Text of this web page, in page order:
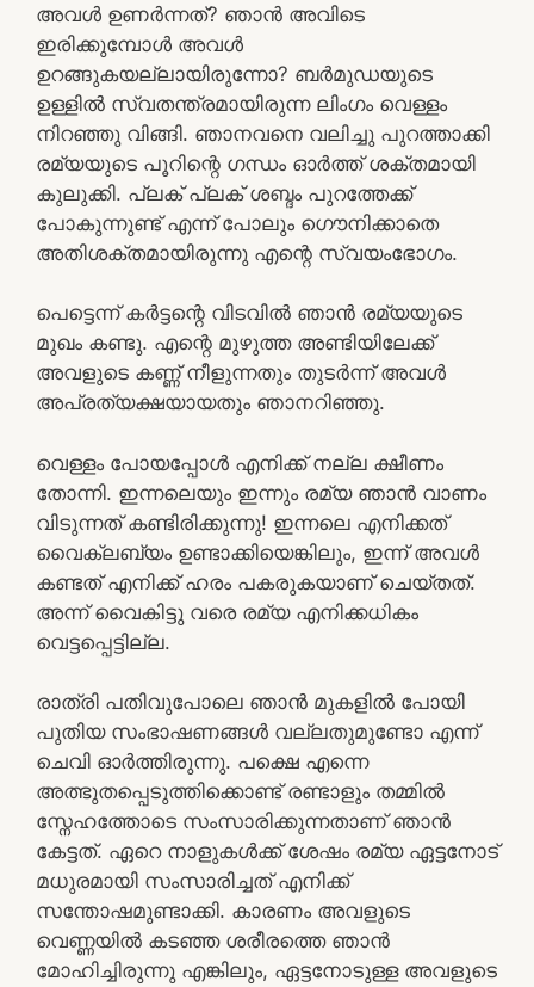
അവള്‍ ഉണര്‍ന്നത്? ഞാന്‍ അവിടെ
ഇരിക്കുമ്പോള്‍ അവള്‍
ഉറങ്ങുകയല്ലായിരുന്നോ? ബര്‍മുഡയുടെ
ഉള്ളില്‍ സ്വതന്ത്രമായിരുന്ന ലിംഗം വെള്ളം
നിറഞ്ഞു വിങ്ങി. ഞാനവനെ വലിച്ചു പുറത്താക്കി
രമ്യയുടെ പൂറിന്റെ ഗന്ധം ഓര്‍ത്ത് ശക്തമായി
കുലുക്കി. പ്ലക് പ്ലക്‌ ശബ്ദം പുറത്തേക്ക്
പോകുന്നുണ്ട് എന്ന് പോലും ഗൌനിക്കാതെ
അതിശക്തമായിരുന്നു എന്റെ സ്വയംഭോഗം.
പെട്ടെന്ന് കര്‍ട്ടന്റെ വിടവില്‍ ഞാന്‍ രമ്യയുടെ
മുഖം കണ്ടു. എന്റെ മുഴുത്ത അണ്ടിയിലേക്ക്
അവളുടെ കണ്ണ് നീളുന്നതും തുടര്‍ന്ന് അവള്‍
അപ്രത്യക്ഷയായതും ഞാനറിഞ്ഞു.
വെള്ളം പോയപ്പോള്‍ എനിക്ക് നല്ല ക്ഷീണം
തോന്നി. ഇന്നലെയും ഇന്നും രമ്യ ഞാന്‍ വാണം
വിടുന്നത് കണ്ടിരിക്കുന്നു! ഇന്നലെ എനിക്കത്
വൈക്ലബ്യം ഉണ്ടാക്കിയെങ്കിലും, ഇന്ന് അവള്‍
കണ്ടത് എനിക്ക് ഹരം പകരുകയാണ് ചെയ്തത്.
അന്ന് വൈകിട്ടു വരെ രമ്യ എനിക്കധികം
വെട്ടപ്പെട്ടില്ല.
രാത്രി പതിവുപോലെ ഞാന്‍ മുകളില്‍ പോയി
പുതിയ സംഭാഷണങ്ങള്‍ വല്ലതുമുണ്ടോ എന്ന്
ചെവി ഓര്‍ത്തിരുന്നു. പക്ഷെ എന്നെ
അത്ഭുതപ്പെടുത്തിക്കൊണ്ട് രണ്ടാളും തമ്മില്‍
സ്നേഹത്തോടെ സംസാരിക്കുന്നതാണ് ഞാന്‍
കേട്ടത്. ഏറെ നാളുകള്‍ക്ക് ശേഷം രമ്യ ഏട്ടനോട്
മധുരമായി സംസാരിച്ചത് എനിക്ക്
സന്തോഷമുണ്ടാക്കി. കാരണം അവളുടെ
വെണ്ണയില്‍ കടഞ്ഞ ശരീരത്തെ ഞാന്‍
മോഹിച്ചിരുന്നു എങ്കിലും, ഏട്ടനോടുള്ള അവളുടെ